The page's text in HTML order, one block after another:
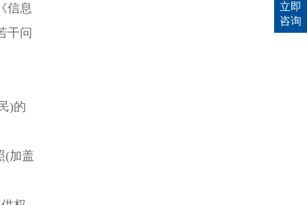
信息
干问
)的
(加盖
立即
咨询